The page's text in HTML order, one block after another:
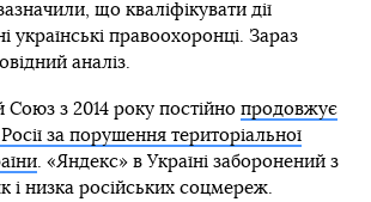
що кваліфікувати дії
українські правоохоронці. Зараз
аналіз.
з 2014 року постійно продовжує
за порушення територіальної
. «Яндекс» в Україні заборонений з
і низка російських соцмереж.